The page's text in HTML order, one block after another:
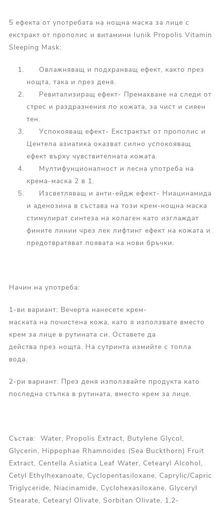
5 ефекта от употребата на нощна маска за лице с
екстракт от прополис и витамини Iunik Propolis Vitamin
Sleeping Mask:
Овлажняващ и подхранващ ефект, както през
нощта, така и през деня.
Ревитализиращ ефект- Премахване на следи от
стрес и раздразнения по кожата, за чист и сияен
тен.
Успокояващ ефект- Екстрактът от прополис и
Центела азиатика оказват силно успокояващ
ефект върху чувствителната кожата.
Мултифунционалност и лесна употреба на
крема-маска 2 в 1.
Изсветляващ и анти-ейдж ефект- Ниацинамида
и аденозина в състава на този крем-нощна маска
стимулират синтеза на колаген като изглаждат
фините линии чрез лек лифтинг ефект на кожата и
предотвратяват появата на нови бръчки.
Начин на употреба:
1-ви вариант: Вечерта нанесете крем-
маската на почистена кожа, като я използвате вместо
крем за лице в рутината си. Оставете да
действа през нощта. На сутринта измийте с топла
вода.
2-ри вариант: През деня използвайте продукта като
последна стъпка в рутината, вместо крем за лице.
Състав: Water, Propolis Extract, Butylene Glycol,
Glycerin, Hippophae Rhamnoides (Sea Buckthorn) Fruit
Extract, Centella Asiatica Leaf Water, Cetearyl Alcohol,
Cetyl Ethylhexanoate, Cyclopentasiloxane, Caprylic/Capric
Triglyceride, Niacinamide, Cyclohexasiloxane, Glyceryl
Stearate, Cetearyl Olivate, Sorbitan Olivate, 1,2-